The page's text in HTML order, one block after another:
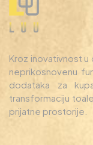
Kroz inovativnost u
neprikosnovenu
dodataka za
transformaciju
prijatne prostorije.